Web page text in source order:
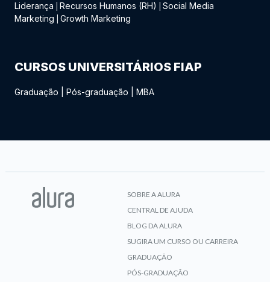
Liderança
Recursos Humanos (RH)
Social Media
Marketing
Growth Marketing
CURSOS UNIVERSITÁRIOS FIAP
Graduação Pós-graduação MBA
SOBRE A ALURA
CENTRAL DE AJUDA
BLOG DA ALURA
SUGIRA UM CURSO OU CARREIRA
GRADUAÇÃO
PÓS-GRADUAÇÃO